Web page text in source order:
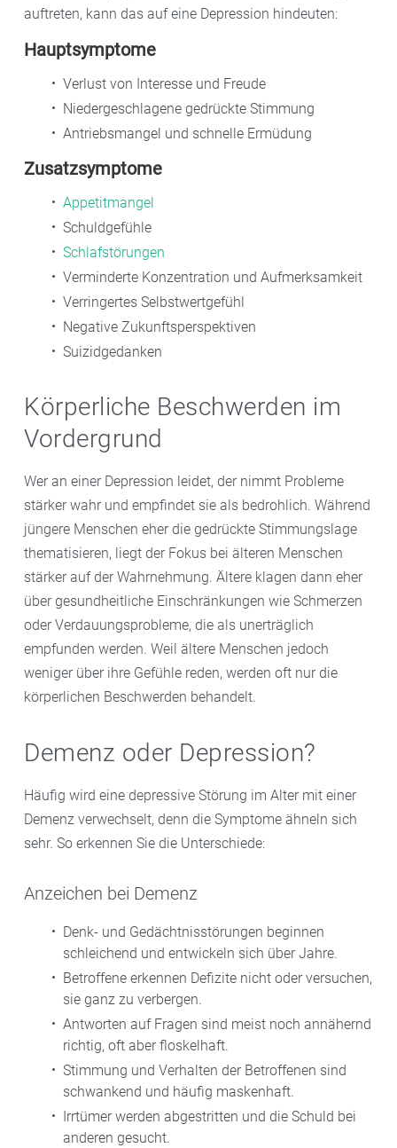
auftreten, kann das auf eine Depression hindeuten:
Hauptsymptome
Verlust von Interesse und Freude
Niedergeschlagene gedrückte Stimmung
Antriebsmangel und schnelle Ermüdung
Zusatzsymptome
Appetitmangel
Schuldgefühle
Schlafstörungen
Verminderte Konzentration und Aufmerksamkeit
Verringertes Selbstwertgefühl
Negative Zukunftsperspektiven
Suizidgedanken
Körperliche Beschwerden im
Vordergrund
Wer an einer Depression leidet, der nimmt Probleme
stärker wahr und empfindet sie als bedrohlich. Während
jüngere Menschen eher die gedrückte Stimmungslage
thematisieren, liegt der Fokus bei älteren Menschen
stärker auf der Wahrnehmung. Ältere klagen dann eher
über gesundheitliche Einschränkungen wie Schmerzen
oder Verdauungsprobleme, die als unerträglich
empfunden werden. Weil ältere Menschen jedoch
weniger über ihre Gefühle reden, werden oft nur die
körperlichen Beschwerden behandelt.
Demenz oder Depression?
Häufig wird eine depressive Störung im Alter mit einer
Demenz verwechselt, denn die Symptome ähneln sich
sehr. So erkennen Sie die Unterschiede:
Anzeichen bei Demenz
Denk- und Gedächtnisstörungen beginnen
schleichend und entwickeln sich über Jahre.
Betroffene erkennen Defizite nicht oder versuchen,
sie ganz zu verbergen.
Antworten auf Fragen sind meist noch annähernd
richtig, oft aber floskelhaft.
Stimmung und Verhalten der Betroffenen sind
schwankend und häufig maskenhaft.
Irrtümer werden abgestritten und die Schuld bei
anderen gesucht.